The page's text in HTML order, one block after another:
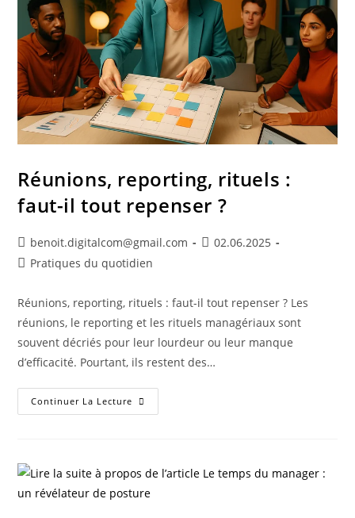
Réunions, reporting, rituels :
faut-il tout repenser ?
benoit.digitalcom@gmail.com
02.06.2025
Pratiques du quotidien
Réunions, reporting, rituels : faut-il tout repenser ? Les
réunions, le reporting et les rituels managériaux sont
souvent décriés pour leur lourdeur ou leur manque
d’efficacité. Pourtant, ils restent des…
Continuer La Lecture